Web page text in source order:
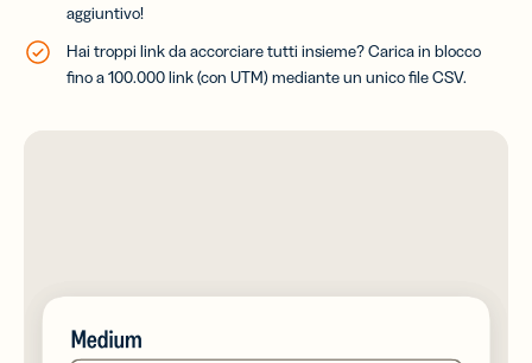
aggiuntivo!
Hai troppi link da accorciare tutti insieme? Carica in blocco
fino a 100.000 link (con UTM) mediante un unico file CSV.